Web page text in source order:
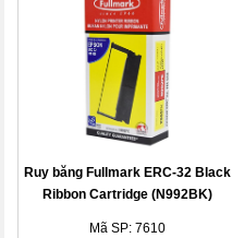
Ruy băng Fullmark ERC-32 Black
Ribbon Cartridge (N992BK)
Mã SP: 7610